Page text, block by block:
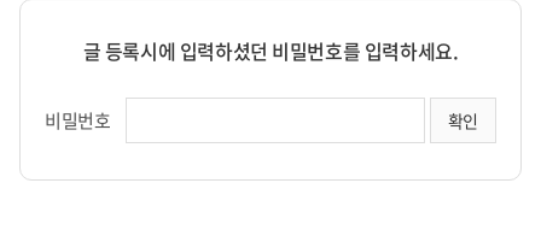
글 등록시에 입력하셨던 비밀번호를 입력하세요.
비밀번호